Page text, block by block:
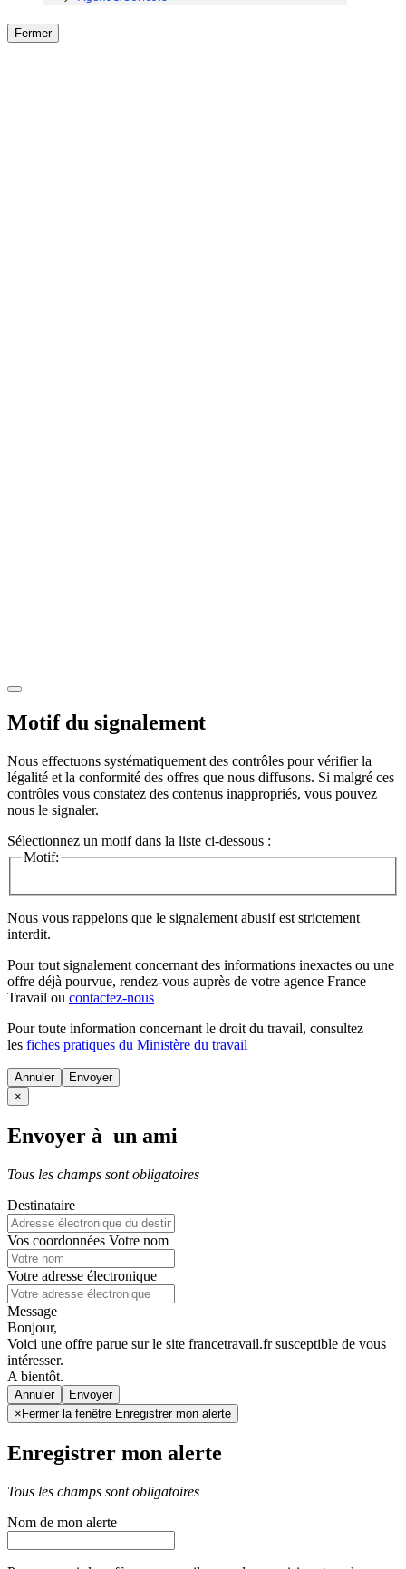
Fermer
Motif du signalement
Nous effectuons systématiquement des contrôles pour vérifier la
légalité et la conformité des offres que nous diffusons. Si malgré ces
contrôles vous constatez des contenus inappropriés, vous pouvez
nous le signaler.
Sélectionnez un motif dans la liste ci-dessous :
Motif:
Nous vous rappelons que le signalement abusif est strictement
interdit.
Pour tout signalement concernant des informations inexactes ou une
offre déjà pourvue, rendez-vous auprès de votre agence France
Travail ou contactez-nous
Pour toute information concernant le droit du travail, consultez
les fiches pratiques du Ministère du travail
Annuler
×
Envoyer à un ami
Tous les champs sont obligatoires
Destinataire
Vos coordonnées Votre nom
Votre adresse électronique
Message
Bonjour,
Voici une offre parue sur le site francetravail.fr susceptible de vous
intéresser.
A bientôt.
Annuler
× Fermer la fenêtre Enregistrer mon alerte
Enregistrer mon alerte
Tous les champs sont obligatoires
Nom de mon alerte